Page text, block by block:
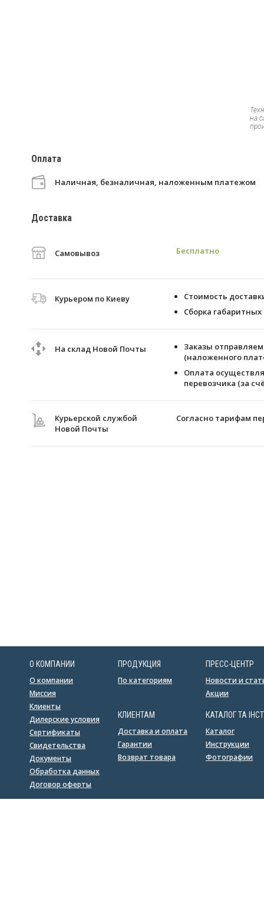
на
Оплата
Наличная, безналичная, наложенным платежом
Доставка
Самовывоз Бесплатно
Курьером по Киеву
Стоимость
Сборка
На склад Новой Почты
Заказы
(наложенного
Оплата
перевозчика (за
Курьерской службой
Новой Почты
Согласно тарифам
О КОМПАНИИ
О компании
Миссия
Клиенты
Дилерские условия
Сертификаты
Свидетельства
Документы
Обработка данных
Договор оферты
ПРОДУКЦИЯ
По категориям
КЛИЕНТАМ
Доставка и оплата
Гарантии
Возврат товара
ПРЕСС-ЦЕНТР
Новости и
Акции
КАТАЛОГ ТА
Каталог
Инструкции
Фотографии